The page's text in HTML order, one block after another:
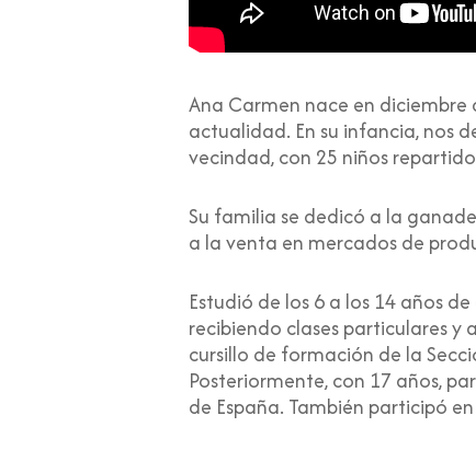
Ana Carmen nace en
actualidad. En su infancia, nos
vecindad, con 25 niños
Su familia se dedicó a la
a la venta en mercados de
Estudió de los 6 a los 14 años
recibiendo clases particulares
cursillo de formación de la
Posteriormente, con 17 años,
de España. También participó